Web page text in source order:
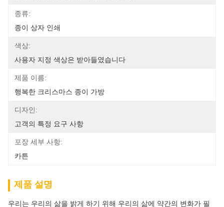
종류:
종이 상자 인쇄
색상:
사용자 지정 색상은 받아들였습니다
제품 이름:
행복한 크리스마스 종이 가방
디자인:
고객의 특정 요구 사항
포장 세부 사항:
카튼
제품 설명
우리는 우리의 삶을 밝게 하기 위해 우리의 삶에 약간의 변화가 필